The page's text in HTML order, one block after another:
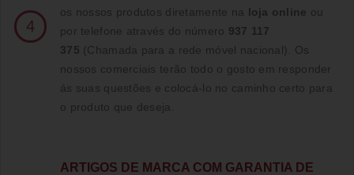
4
os nossos produtos diretamente na loja online ou
por telefone através do número 937 117
375 (Chamada para a rede móvel nacional)
. Os
nossos comerciais terão todo o gosto em responder
ás suas questões e colocá-lo no caminho certo para
o produto que deseja.
ARTIGOS DE MARCA COM GARANTIA DE